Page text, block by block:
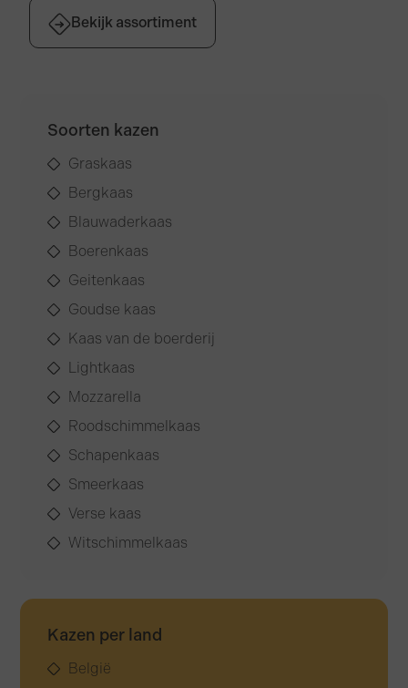
Bekijk assortiment
Soorten kazen
Graskaas
Bergkaas
Blauwaderkaas
Boerenkaas
Geitenkaas
Goudse kaas
Kaas van de boerderij
Lightkaas
Mozzarella
Roodschimmelkaas
Schapenkaas
Smeerkaas
Verse kaas
Witschimmelkaas
Kazen per land
België